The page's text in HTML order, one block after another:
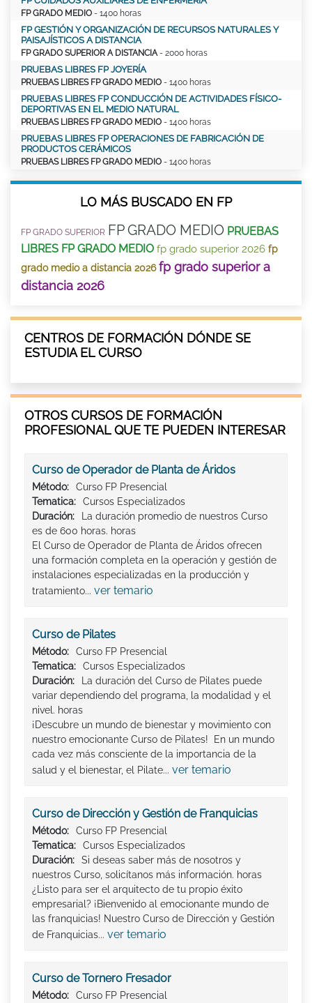
FP GRADO MEDIO - 1400 horas
FP GESTIÓN Y ORGANIZACIÓN DE RECURSOS NATURALES Y
PAISAJÍSTICOS A DISTANCIA
FP GRADO SUPERIOR A DISTANCIA - 2000 horas
PRUEBAS LIBRES FP JOYERÍA
PRUEBAS LIBRES FP GRADO MEDIO - 1400 horas
PRUEBAS LIBRES FP CONDUCCIÓN DE ACTIVIDADES FÍSICO-
DEPORTIVAS EN EL MEDIO NATURAL
PRUEBAS LIBRES FP GRADO MEDIO - 1400 horas
PRUEBAS LIBRES FP OPERACIONES DE FABRICACIÓN DE
PRODUCTOS CERÁMICOS
PRUEBAS LIBRES FP GRADO MEDIO - 1400 horas
LO MÁS BUSCADO EN FP
FP GRADO SUPERIOR FP GRADO MEDIO PRUEBAS
LIBRES FP GRADO MEDIO fp grado superior 2026 fp
grado medio a distancia 2026 fp grado superior a
distancia 2026
CENTROS DE FORMACIÓN DÓNDE SE
ESTUDIA EL CURSO
OTROS CURSOS DE FORMACIÓN
PROFESIONAL QUE TE PUEDEN INTERESAR
Curso de Operador de Planta de Áridos
Método:
Curso FP Presencial
Tematica:
Cursos Especializados
Duración:
La duración promedio de nuestros Curso
es de 600 horas. horas
El Curso de Operador de Planta de Áridos ofrecen
una formación completa en la operación y gestión de
instalaciones especializadas en la producción y
tratamiento... ver temario
Curso de Pilates
Método:
Curso FP Presencial
Tematica:
Cursos Especializados
Duración:
La duración del Curso de Pilates puede
variar dependiendo del programa, la modalidad y el
nivel. horas
¡Descubre un mundo de bienestar y movimiento con
nuestro emocionante Curso de Pilates! En un mundo
cada vez más consciente de la importancia de la
salud y el bienestar, el Pilate... ver temario
Curso de Dirección y Gestión de Franquicias
Método:
Curso FP Presencial
Tematica:
Cursos Especializados
Duración:
Si deseas saber más de nosotros y
nuestros Curso, solicítanos más información. horas
¿Listo para ser el arquitecto de tu propio éxito
empresarial? ¡Bienvenido al emocionante mundo de
las franquicias! Nuestro Curso de Dirección y Gestión
de Franquicias... ver temario
Curso de Tornero Fresador
Método:
Curso FP Presencial